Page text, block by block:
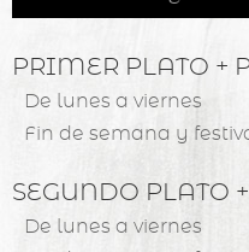
PRIMER PLATO +
De lunes a viernes
Fin de semana y
SEGUNDO PLATO
De lunes a viernes